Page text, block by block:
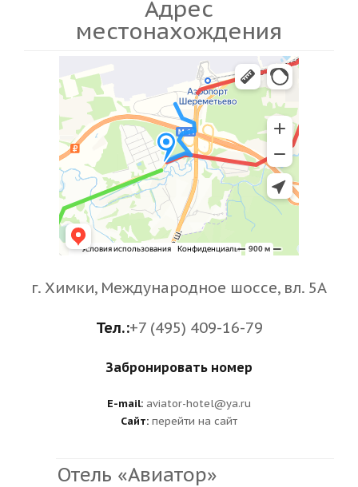
Адрес
местонахождения
г. Химки, Международное шоссе, вл. 5А
Тел.:+7 (495) 409-16-79
Забронировать номер
E-mail: aviator-hotel@ya.ru
Сайт: перейти на сайт
Отель «Авиатор»